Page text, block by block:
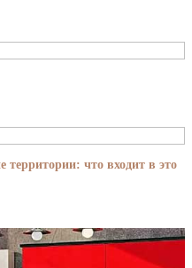
территории: что входит в это